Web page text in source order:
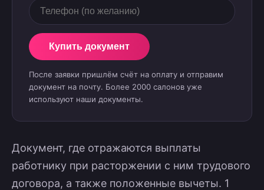
Купить документ
После заявки пришлём счёт на оплату и отправим
документ на почту. Более 2000 салонов уже
используют наши документы.
Документ, где отражаются выплаты
работнику при расторжении с ним трудового
договора, а также положенные вычеты. 1